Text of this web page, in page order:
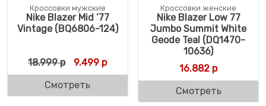
Кроссовки мужские
Nike Blazer Mid ’77
Vintage (BQ6806-124)
18.999р Первоначальная цена составляла 18.999
9.499 рТекущая цена: 9.499 р.
Смотреть
Кроссовки женские
Nike Blazer Low 77
Jumbo Summit White
Geode Teal (DQ1470-
10636)
16.882 р
Смотреть